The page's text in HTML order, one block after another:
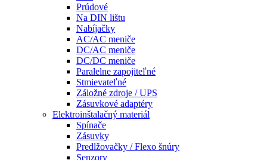
Prúdové
Na DIN lištu
Nabíjačky
AC/AC meniče
DC/AC meniče
DC/DC meniče
Paralelne zapojiteľné
Stmievateľné
Záložné zdroje / UPS
Zásuvkové adaptéry
Elektroinštalačný materiál
Spínače
Zásuvky
Predlžovačky / Flexo šnúry
Senzory